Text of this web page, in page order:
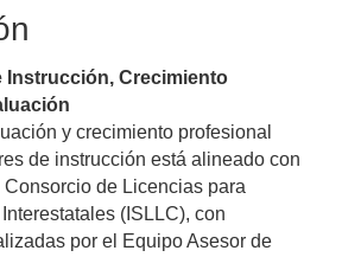
Instrucción, Crecimiento
y crecimiento profesional
de instrucción está alineado con
Consorcio de Licencias para
(ISLLC), con
por el Equipo Asesor de